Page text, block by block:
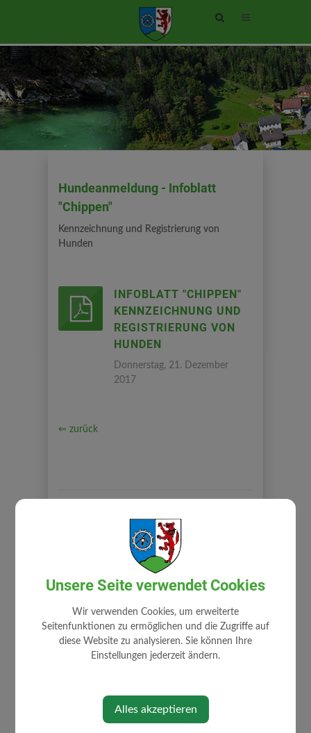
Site
toggle
Hundeanmeldung - Infoblatt
"Chippen"
Kennzeichnung und Registrierung von
Hunden
INFOBLATT "CHIPPEN"
KENNZEICHNUNG UND
REGISTRIERUNG VON
HUNDEN
Donnerstag, 21. Dezember
2017
⇐ zurück
BÜRGERSERVICE
Abgaben
Bauen/Wohnen
Bildungsangebote
Unsere Seite verwendet Cookies
Wir verwenden Cookies, um erweiterte
Seitenfunktionen zu ermöglichen und die Zugriffe auf
diese Website zu analysieren. Sie können Ihre
Einstellungen jederzeit ändern.
Alles akzeptieren